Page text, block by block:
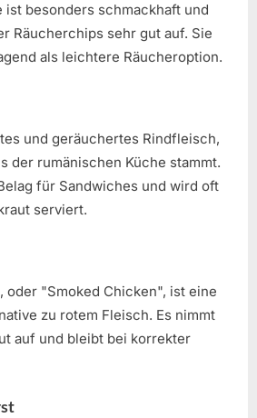
ist besonders schmackhaft und
Räucherchips sehr gut auf. Sie
als leichtere Räucheroption.
und geräuchertes Rindfleisch,
der rumänischen Küche stammt.
für Sandwiches und wird oft
serviert.
oder "Smoked Chicken", ist eine
zu rotem Fleisch. Es nimmt
auf und bleibt bei korrekter